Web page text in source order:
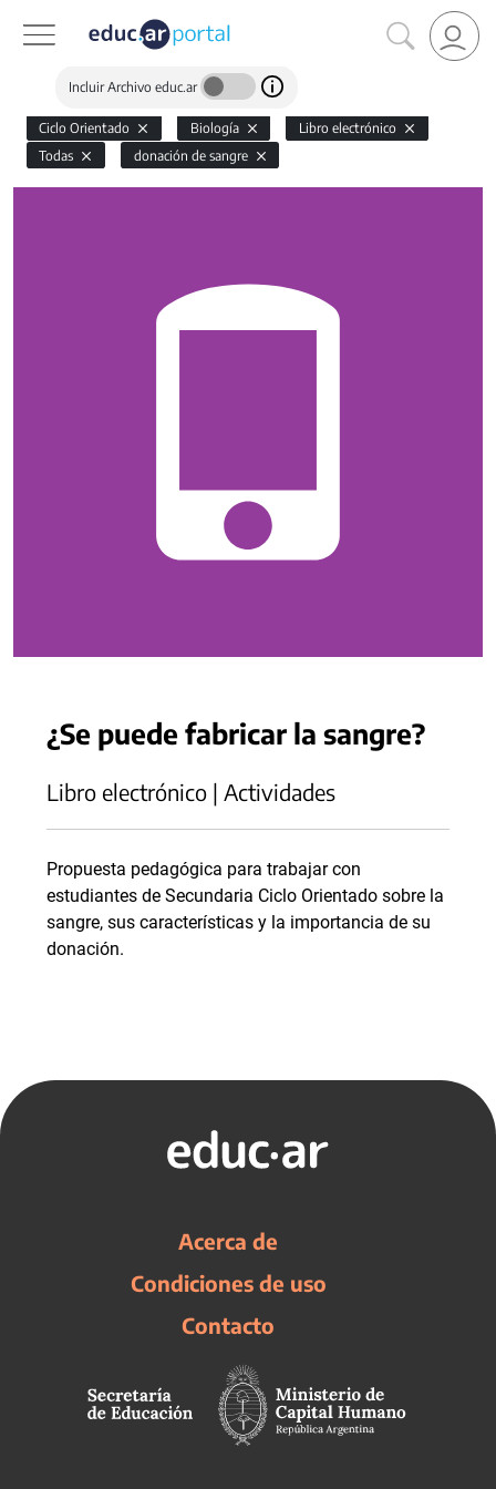
Incluir Archivo educ.ar
Ciclo Orientado Biología
Libro electrónico
Todas
donación de sangre
¿Se puede fabricar la sangre?
Libro electrónico | Actividades
Propuesta pedagógica para trabajar con
estudiantes de Secundaria Ciclo Orientado sobre la
sangre, sus características y la importancia de su
donación.
Acerca de
Condiciones de uso
Contacto